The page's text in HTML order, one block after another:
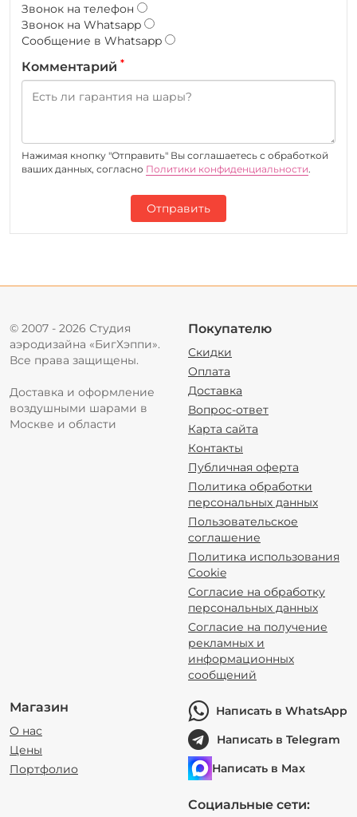
Звонок на телефон
Звонок на Whatsapp
Сообщение в Whatsapp
Комментарий *
Нажимая кнопку "Отправить" Вы соглашаетесь c обработкой
ваших данных, согласно Политики конфиденциальности.
Отправить
© 2007 - 2026 Студия
аэродизайна «БигХэппи».
Все права защищены.
Доставка и оформление
воздушными шарами в
Москве и области
Покупателю
Скидки
Оплата
Доставка
Вопрос-ответ
Карта сайта
Контакты
Публичная оферта
Политика обработки
персональных данных
Пользовательское
соглашение
Политика использования
Cookie
Согласие на обработку
персональных данных
Согласие на получение
рекламных и
информационных
сообщений
Магазин
О нас
Цены
Портфолио
Написать в WhatsApp
Написать в Telegram
Написать в Max
Социальные сети: